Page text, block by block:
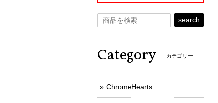
search
Category カテゴリー
ChromeHearts